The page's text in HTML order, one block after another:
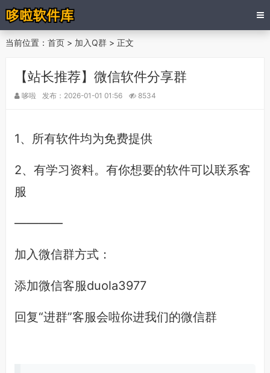
当前位置： 首页> 加入Q群> 正文
【站长推荐】微信软件分享群
哆啦 发布：2026-01-01 01:56 8534
1、所有软件均为免费提供
2、有学习资料。有你想要的软件可以联系客
服
————
加入微信群方式：
添加微信客服duola3977
回复“进群”客服会啦你进我们的微信群